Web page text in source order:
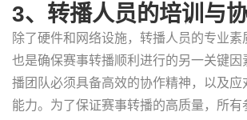
3、转播人员的培训与
除了硬件和网络设施，转播人员的专业素
也是确保赛事转播顺利进行的另一关键因
播团队必须具备高效的协作精神，以及应
能力。为了保证赛事转播的高质量，所有